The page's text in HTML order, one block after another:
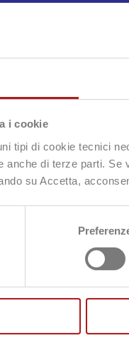
i cookie
tipi di cookie tecnici
anche di terze parti. Se
su Accetta,
Harm) nel PNRR
(Versione Ottobre
le schede tecniche
sonorispettivamente:
e non
dei due ambiti di